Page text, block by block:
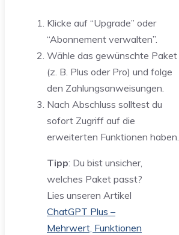
Klicke auf “Upgrade” oder
“Abonnement verwalten”.
Wähle das gewünschte Paket
(z. B. Plus oder Pro) und folge
den Zahlungsanweisungen.
Nach Abschluss solltest du
sofort Zugriff auf die
erweiterten Funktionen haben.
Tipp: Du bist unsicher,
welches Paket passt?
Lies unseren Artikel
ChatGPT Plus –
Mehrwert, Funktionen